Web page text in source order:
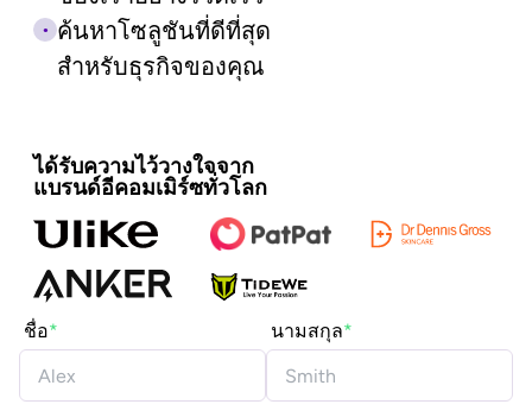
ค้นหาโซลูชันที่ดีที่สุด
สำหรับธุรกิจของคุณ
ได้รับความไว้วางใจจาก
แบรนด์อีคอมเมิร์ซทั่วโลก
ชื่อ นามสกุล